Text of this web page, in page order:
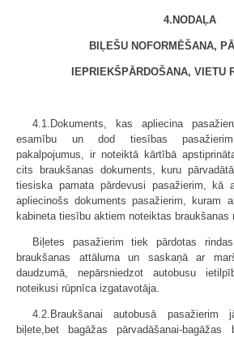
4.NODAĻA
BIĻEŠU NOFORMĒŠANA,
IEPRIEKŠPĀRDOŠANA, VIETU
4.1.Dokuments, kas apliecina
esamību un dod tiesības
pakalpojumus, ir noteiktā kārtībā
cits braukšanas dokuments, kuru
tiesiska pamata pārdevusi pasažierim, kā
apliecinošs dokuments pasažierim, kuram
kabineta tiesību aktiem noteiktas braukšanas
Biļetes pasažierim tiek pārdotas
braukšanas attāluma un saskaņā ar
daudzumā, nepārsniedzot autobusu
noteikusi rūpnīca izgatavotāja.
4.2.Braukšanai autobusā pasažierim
biļete,bet bagāžas pārvadāšanai-